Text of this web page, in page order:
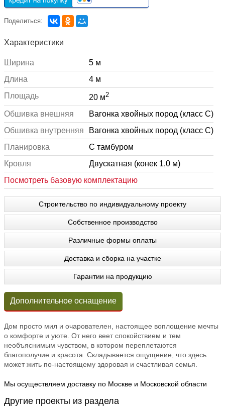
Поделиться:
Характеристики
Ширина
5 м
Длина
4 м
Площадь
20 м2
Обшивка внешняя
Вагонка хвойных пород (класс С)
Обшивка внутренняя
Вагонка хвойных пород (класс С)
Планировка
С тамбуром
Кровля
Двускатная (конек 1,0 м)
Посмотреть базовую комплектацию
Строительство по индивидуальному проекту
Собственное производство
Различные формы оплаты
Доставка и сборка на участке
Гарантии на продукцию
Дополнительное оснащение
Дом просто мил и очарователен, настоящее воплощение мечты
о комфорте и уюте. От него веет спокойствием и тем
необъяснимым чувством, в котором переплетаются
благополучие и красота. Складывается ощущение, что здесь
может жить по-настоящему здоровая и счастливая семья.
Мы осуществляем доставку по Москве и Московской области
Другие проекты из раздела